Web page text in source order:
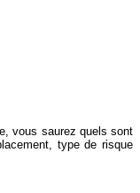
vous saurez quels sont
type de risque